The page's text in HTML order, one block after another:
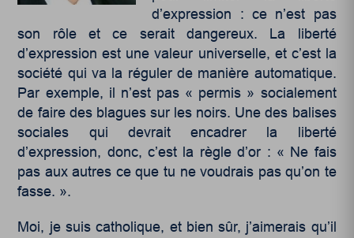
d’expression : ce n’est pas
son rôle et ce serait dangereux. La liberté
d’expression est une valeur universelle, et c’est la
société qui va la réguler de manière automatique.
Par exemple, il n’est pas « permis » socialement
de faire des blagues sur les noirs. Une des balises
sociales qui devrait encadrer la liberté
d’expression, donc, c’est la règle d’or : « Ne fais
pas aux autres ce que tu ne voudrais pas qu’on te
fasse. ».
Moi, je suis catholique, et bien sûr, j’aimerais qu’il